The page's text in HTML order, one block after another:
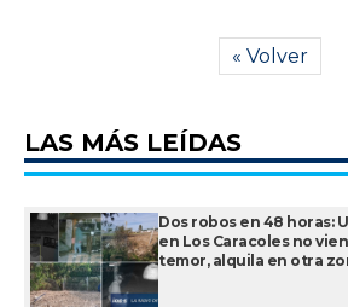
« Volver
LAS MÁS LEÍDAS
Dos robos en 48 horas:
en Los Caracoles no
temor, alquila en otra